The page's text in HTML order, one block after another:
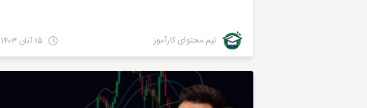
تیم محتوای کارآموز مالی